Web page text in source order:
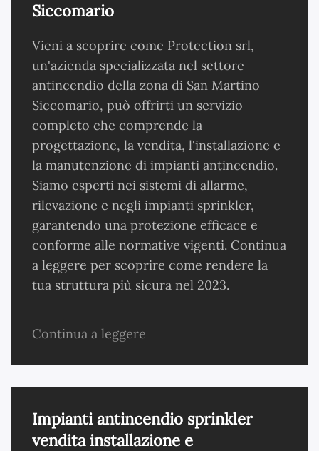
Siccomario
Vieni a scoprire come Protection srl,
un'azienda specializzata nel settore
antincendio della zona di San Martino
Siccomario, può offrirti un servizio
completo che comprende la
progettazione, la vendita, l'installazione e
la manutenzione di impianti antincendio.
Siamo esperti nei sistemi di allarme,
rilevazione e negli impianti sprinkler,
garantendo una protezione efficace e
conforme alle normative vigenti. Continua
a leggere per scoprire come rendere la
tua struttura più sicura nel 2023.
Continua a leggere
Impianti antincendio sprinkler
vendita installazione e